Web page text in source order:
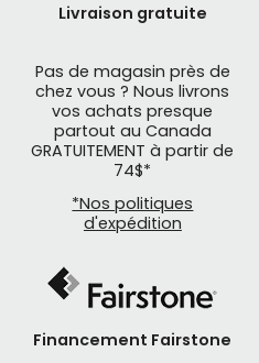
Livraison gratuite
Pas de magasin près de
chez vous ? Nous livrons
vos achats presque
partout au Canada
GRATUITEMENT à partir de
74$*
*Nos politiques
d'expédition
Financement Fairstone